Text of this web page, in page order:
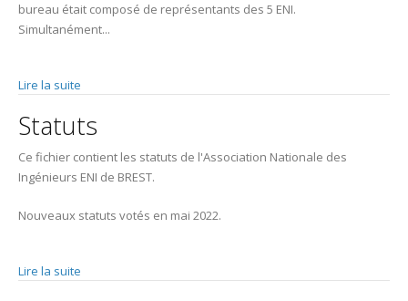
bureau était composé de représentants des 5 ENI.
Simultanément...
Lire la suite
Statuts
Ce fichier contient les statuts de l'Association Nationale des
Ingénieurs ENI de BREST.
Nouveaux statuts votés en mai 2022.
Lire la suite